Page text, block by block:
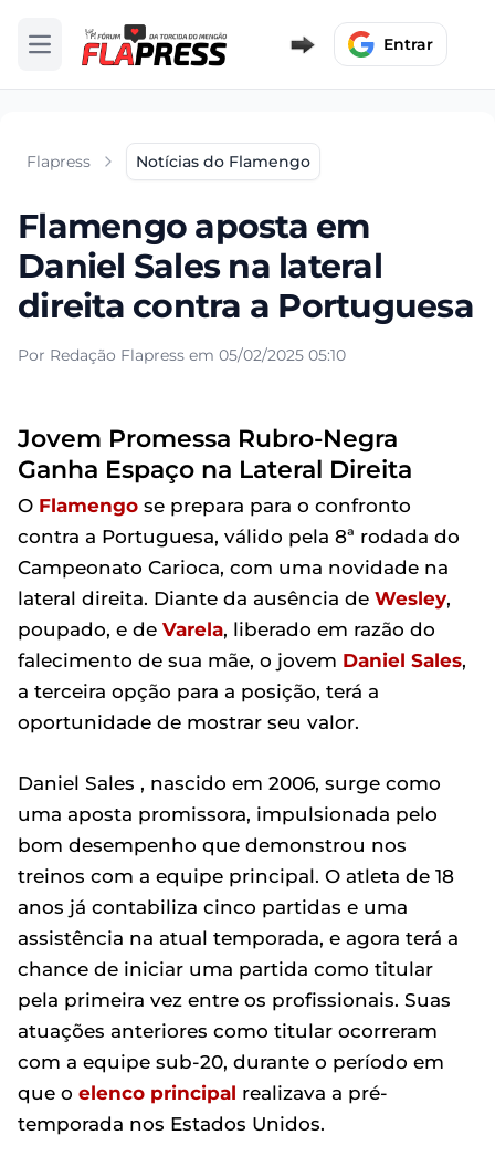
Abrir menu Entrar
Flapress Notícias do Flamengo
Flamengo aposta em
Daniel Sales na lateral
direita contra a Portuguesa
Por Redação Flapress em 05/02/2025 05:10
Jovem Promessa Rubro-Negra
Ganha Espaço na Lateral Direita
O Flamengo se prepara para o confronto
contra a Portuguesa, válido pela 8ª rodada do
Campeonato Carioca, com uma novidade na
lateral direita. Diante da ausência de Wesley,
poupado, e de Varela, liberado em razão do
falecimento de sua mãe, o jovem Daniel Sales,
a terceira opção para a posição, terá a
oportunidade de mostrar seu valor.
Daniel Sales , nascido em 2006, surge como
uma aposta promissora, impulsionada pelo
bom desempenho que demonstrou nos
treinos com a equipe principal. O atleta de 18
anos já contabiliza cinco partidas e uma
assistência na atual temporada, e agora terá a
chance de iniciar uma partida como titular
pela primeira vez entre os profissionais. Suas
atuações anteriores como titular ocorreram
com a equipe sub-20, durante o período em
que o elenco principal realizava a pré-
temporada nos Estados Unidos.